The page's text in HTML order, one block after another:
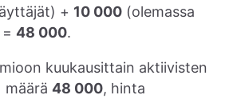
+ 10 000 (olemassa
48 000.
kuukausittain aktiivisten
määrä 48 000, hinta